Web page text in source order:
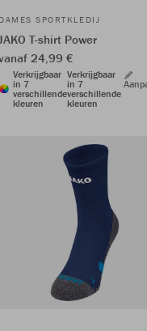
DAMES SPORTKLEDIJ
T-shirt Power
24,99 €
Verkrijgbaar
in 7
verschillende
kleuren
Verkrijgbaar
in 7
verschillende
kleuren